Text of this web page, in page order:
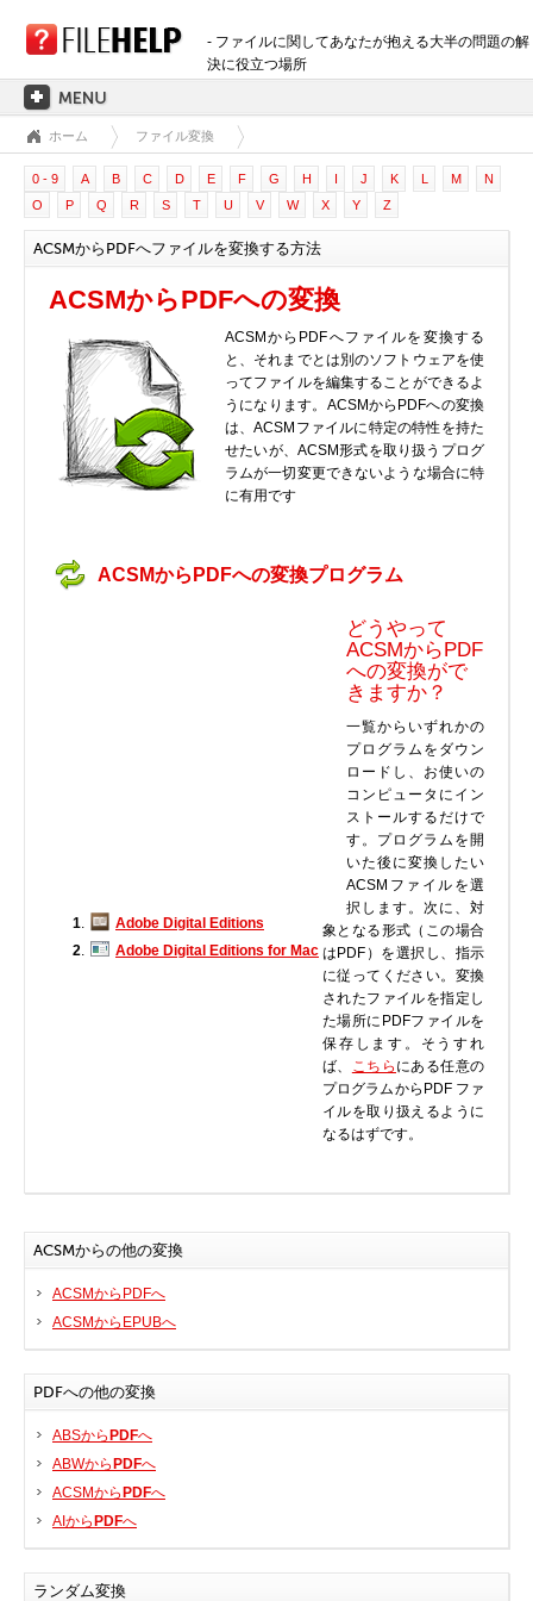
- ファイルに関してあなたが抱える大半の問題の解
決に役立つ場所
ホーム
拡張子のカテゴリー
3D画像ファイル
音声ファイル
バックアップファイル
圧縮ファイル
データファイル
データベースファイル
開発用ファイル
ディスクイメージファイル
フォントファイル
テキストファイル
ベクトル画像ファイル
デジタルカメラ、インターネット
DVD /ブルーレイ・プレーヤー
ファームウェア
グラフィックカード
HDD, SSD, NAS, USB
キーボード＆マウス
携帯電話
モデム
モニター
マザーボード
他のドライバやツール
ホーム ファイル変換
0 - 9 A B C D E F G H I J K L M
N
O
P Q R S T U V W X Y Z
ACSMからPDFへファイルを変換する方法
ACSMからPDFへの変換
ACSMからPDFへファイルを変換する
と、それまでとは別のソフトウェアを使
ってファイルを編集することができるよ
うになります。ACSMからPDFへの変換
は、ACSMファイルに特定の特性を持た
せたいが、ACSM形式を取り扱うプログ
ラムが一切変更できないような場合に特
に有用です
ACSMからPDFへの変換プログラム
1
Adobe Digital Editions
2
Adobe Digital Editions for Mac
どうやって
ACSMからPDF
への変換がで
きますか？
一覧からいずれかの
プログラムをダウン
ロードし、お使いの
コンピュータにイン
ストールするだけで
す。プログラムを開
いた後に変換したい
ACSMファイルを選
択します。次に、対
象となる形式（この場合
はPDF）を選択し、指示
に従ってください。変換
されたファイルを指定し
た場所にPDFファイルを
保存します。そうすれ
ば、 こちら にある任意の
プログラムからPDF ファ
イルを取り扱えるように
なるはずです。
ACSMからの他の変換
ACSMからPDFへ
ACSMからEPUBへ
PDFへの他の変換
ABSから PDFへ
ABWから PDFへ
ACSMから PDFへ
AIから PDFへ
ランダム変換